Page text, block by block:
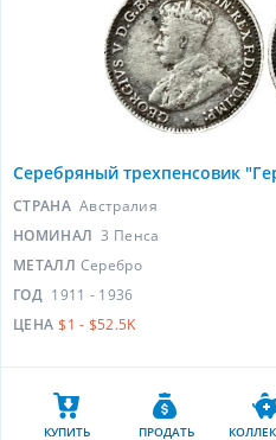
Серебряный трехпенсовик
СТРАНА Австралия
НОМИНАЛ 3 Пенса
МЕТАЛЛ Серебро
ГОД 1911 - 1936
ЦЕНА $1 - $52.5K
КУПИТЬ ПРОДАТЬ